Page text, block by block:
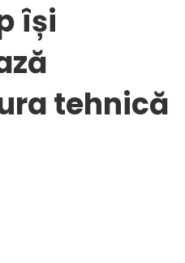
își
tehnică